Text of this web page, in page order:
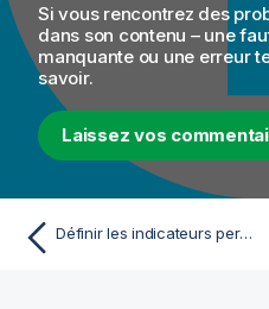
Si vous rencontrez des
dans son contenu – une
manquante ou une erreur
savoir.
Laissez vos
Définir les indicateurs personnalisés dans l'éditeur d'analyses